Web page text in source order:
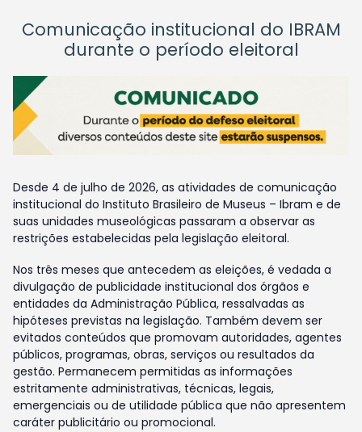
Comunicação institucional do IBRAM
durante o período eleitoral
Desde 4 de julho de 2026, as atividades de comunicação
institucional do Instituto Brasileiro de Museus – Ibram e de
suas unidades museológicas passaram a observar as
restrições estabelecidas pela legislação eleitoral.
Nos três meses que antecedem as eleições, é vedada a
divulgação de publicidade institucional dos órgãos e
entidades da Administração Pública, ressalvadas as
hipóteses previstas na legislação. Também devem ser
evitados conteúdos que promovam autoridades, agentes
públicos, programas, obras, serviços ou resultados da
gestão. Permanecem permitidas as informações
estritamente administrativas, técnicas, legais,
emergenciais ou de utilidade pública que não apresentem
caráter publicitário ou promocional.